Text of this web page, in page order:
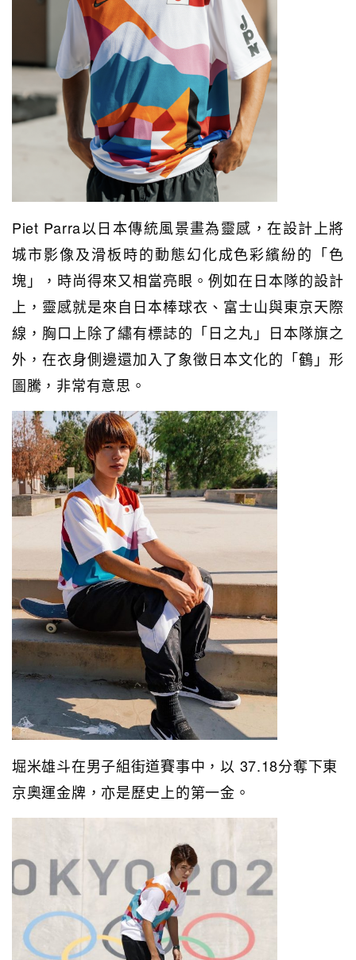
Piet Parra以日本傳統風景畫為靈感，在設計上將
城市影像及滑板時的動態幻化成色彩繽紛的「色
塊」，時尚得來又相當亮眼。例如在日本隊的設計
上，靈感就是來自 日本棒球衣、富士山與東京天際
線，胸口上除了繡有標誌的「日之丸」 日本隊旗之
外，在衣身側邊還加入了象徵日本文化的「鶴」形
圖騰，非常有意思。
堀米雄斗在男子組街道賽事中，以 37.18分奪下東
京奧運金牌，亦是歷史上的第一金。